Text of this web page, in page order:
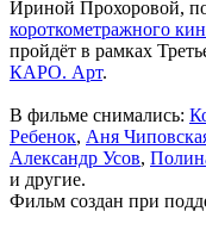
Ириной Прохоровой,
короткометражного
пройдёт в рамках
КАРО. Арт.
В фильме снимались:
Ребенок, Аня
Александр Усов,
и другие.
Фильм создан при